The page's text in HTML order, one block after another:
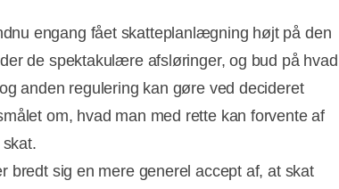
engang fået skatteplanlægning højt på den
de spektakulære afsløringer, og bud på hvad
anden regulering kan gøre ved decideret
om, hvad man med rette kan forvente af
bredt sig en mere generel accept af, at skat